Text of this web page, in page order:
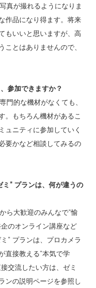
真が撮れるようになりま
作品になり得ます。将来
もいいと思いますが、高
ことはありませんので、
参加できますか？
門的な機材がなくても、
。もちろん機材があるこ
ュニティに参加していく
要かなど相談してみるの
ミ” プランは、何が違うの
ら大歓迎のみんなで“愉
のオンライン講座など
” プランは、プロカメラ
直接教える“本気で学
交流したい方は、ゼミ
ンの説明ページを参照し